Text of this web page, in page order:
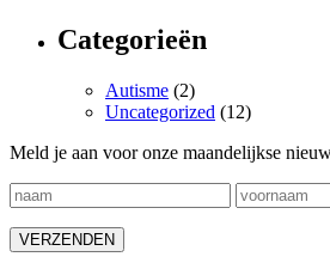
Categorieën
Autisme (2)
Uncategorized (12)
Meld je aan voor onze maandelijkse